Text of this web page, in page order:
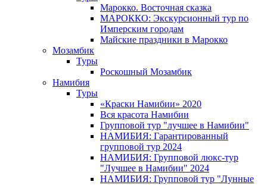
Марокко. Восточная сказка
МАРОККО: Экскурсионный тур по
Имперским городам
Майские праздники в Марокко
Мозамбик
Туры
Роскошный Мозамбик
Намибия
Туры
«Краски Намибии» 2020
Вся красота Намибии
Групповой тур "лучшее в Намибии"
НАМИБИЯ: Гарантированный
групповой тур 2024
НАМИБИЯ: Групповой люкс-тур
"Лучшее в Намибии" 2024
НАМИБИЯ: Групповой тур "Лунные